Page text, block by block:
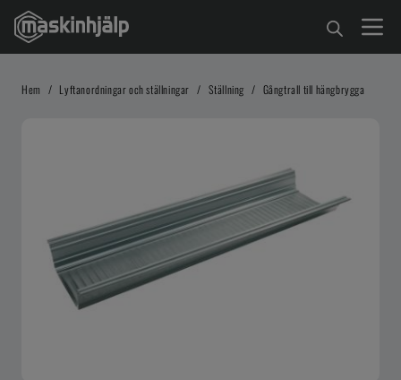
Hem / Lyftanordningar och ställningar / Ställning / Gångtrall till hängbrygga